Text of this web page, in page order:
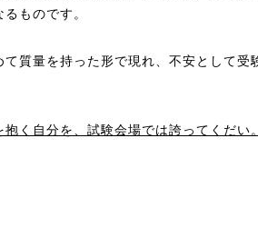
ものです。
質量を持った形で現れ、不安として受
く自分を、試験会場では誇ってくだい。